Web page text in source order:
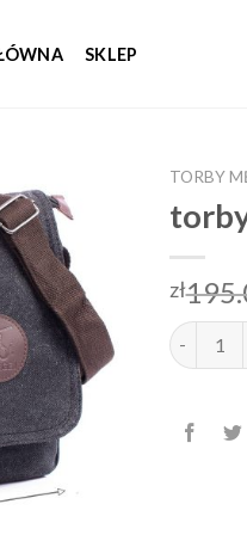
SKLEP
TORBY
zł
ilość